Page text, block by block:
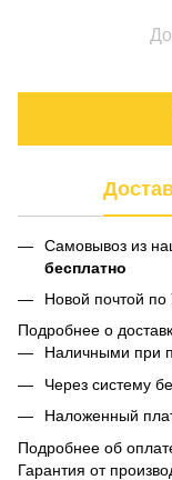
Самовывоз из
бесплатно
Новой почтой по
Подробнее о
Наличными при
Через систему
Наложенный
Подробнее об
Гарантия от